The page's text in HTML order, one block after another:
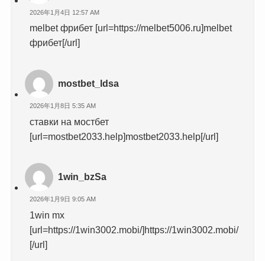
2026年1月4日 12:57 AM
melbet фрибет [url=https://melbet5006.ru]melbet
фрибет[/url]
mostbet_ldsa
2026年1月8日 5:35 AM
ставки на мостбет
[url=mostbet2033.help]mostbet2033.help[/url]
1win_bzSa
2026年1月9日 9:05 AM
1win mx
[url=https://1win3002.mobi/]https://1win3002.mobi/
[/url]